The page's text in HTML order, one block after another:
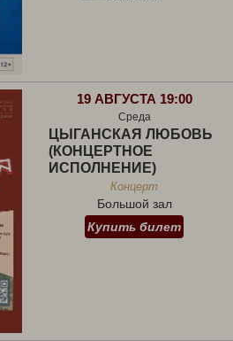
19 АВГУСТА 19:00
Среда
ЦЫГАНСКАЯ ЛЮБОВЬ
(КОНЦЕРТНОЕ
ИСПОЛНЕНИЕ)
Концерт
Большой зал
Купить билет